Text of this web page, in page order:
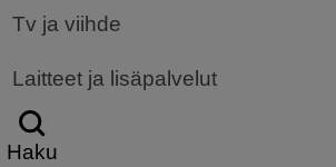
Tv ja viihde
Laitteet ja lisäpalvelut
Haku